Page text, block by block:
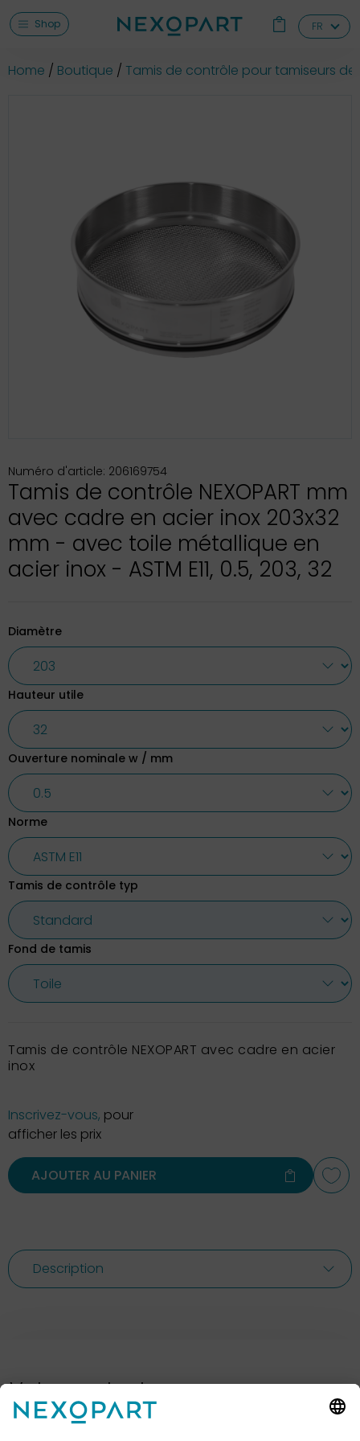
Shop FR
Home Boutique Tamis de contrôle pour tamiseurs
Numéro d'article: 206169754
Tamis de contrôle NEXOPART mm
avec cadre en acier inox 203x32
mm - avec toile métallique en
acier inox - ASTM E11, 0.5, 203, 32
Diamètre
Hauteur utile
Ouverture nominale w / mm
Norme
Tamis de contrôle typ
Fond de tamis
Tamis de contrôle NEXOPART avec cadre en acier
inox
Inscrivez-vous, pour
afficher les prix
AJOUTER AU PANIER
Description
Votre contact avec nous.
Avez-vous des questions ? Alors sil vous plaît